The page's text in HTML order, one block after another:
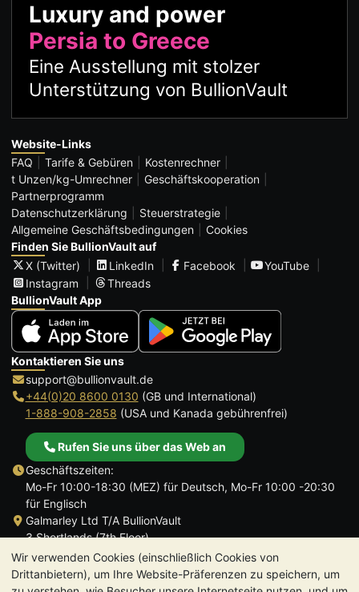
Wir verwenden Cookies (einschließlich Cookies von
Drittanbietern), um Ihre Website-Präferenzen zu speichern, um
Luxury and power
Persia to Greece
Eine Ausstellung mit stolzer
Unterstützung von BullionVault
Website-Links
FAQ
Tarife & Gebüren
Kostenrechner
t Unzen/kg-Umrechner
Geschäftskooperation
Partnerprogramm
Datenschutzerklärung
Steuerstrategie
Allgemeine Geschäftsbedingungen
Cookies
Finden Sie BullionVault auf
X (Twitter)
LinkedIn Facebook
YouTube
Instagram
Threads
BullionVault App
Kontaktieren Sie uns
support@bullionvault.de
+44(0)20 8600 0130 (GB und International)
1-888-908-2858 (USA und Kanada gebührenfrei)
Rufen Sie uns über das Web an
Geschäftszeiten:
Mo-Fr 10:00-18:30 (MEZ) für Deutsch, Mo-Fr 10:00 -20:30
für Englisch
Galmarley Ltd T/A BullionVault
3 Shortlands (7th Floor)
Hammersmith
London
W6 8DA